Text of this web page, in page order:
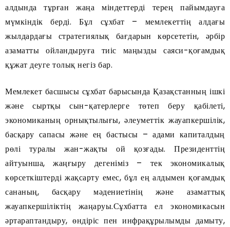
алдында тұрған жаңа міндеттерді терең пайымдауға
мүмкіндік берді. Бұл сұхбат – мемлекеттің алдағы
жылдардағы стратегиялық бағдарын көрсететін, әрбір
азаматты ойландыруға тиіс маңызды саяси-қоғамдық
құжат деуге толық негіз бар.
Мемлекет басшысы сұхбат барысында Қазақстанның ішкі
және сыртқы сын-қатерлерге төтеп беру қабілеті,
экономиканың орнықтылығы, әлеуметтік жауапкершілік,
басқару сапасы және ең бастысы – адами капиталдың
рөлі туралы жан-жақты ой қозғады. Президенттің
айтуынша, жаңғыру дегеніміз – тек экономикалық
көрсеткіштерді жақсарту емес, бұл ең алдымен қоғамдық
сананың, басқару мәдениетінің және азаматтық
жауапкершіліктің жаңаруы.Сұхбатта ел экономикасын
әртараптандыру, өндіріс пен инфрақұрылымды дамыту,